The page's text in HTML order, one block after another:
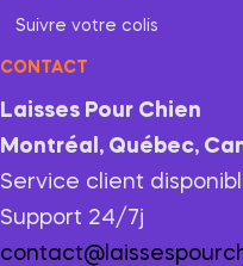
Suivre votre colis
CONTACT
Laisses Pour Chien
Montréal, Québec,
Service client
Support 24/7j